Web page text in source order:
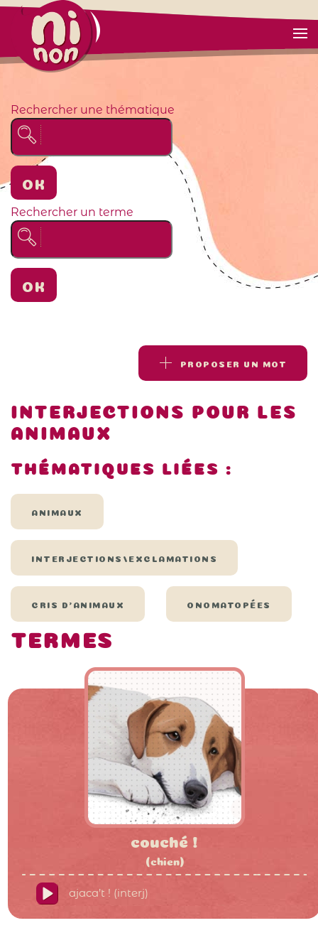
Rechercher une thématique
OK
Rechercher un terme
OK
PROPOSER UN MOT
INTERJECTIONS POUR LES
ANIMAUX
THÉMATIQUES LIÉES :
ANIMAUX
INTERJECTIONS/EXCLAMATIONS
CRIS D'ANIMAUX ONOMATOPÉES
TERMES
couché !
(chien)
ajaca’t ! (interj)